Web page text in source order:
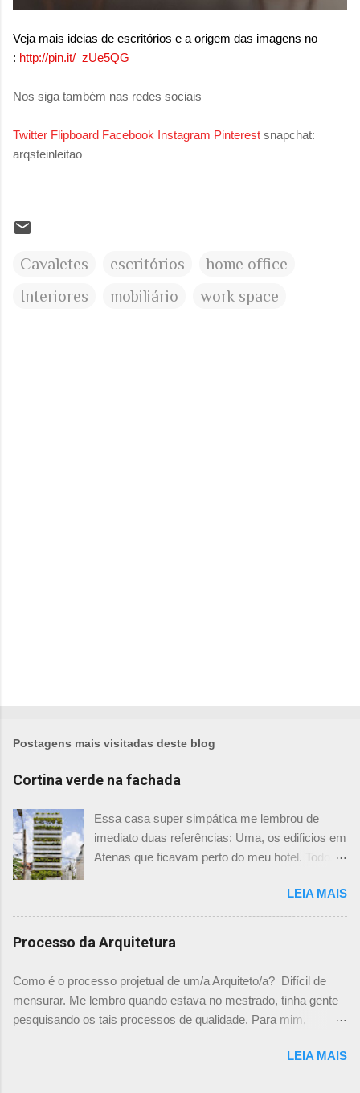
Veja mais ideias de escritórios e a origem das imagens no
: http://pin.it/_zUe5QG
Nos siga também nas redes sociais
Twitter Flipboard Facebook Instagram Pinterest snapchat:
arqsteinleitao
Cavaletes escritórios
home office
Interiores
mobiliário work space
Postagens mais visitadas deste blog
Cortina verde na fachada
Essa casa super simpática me lembrou de
imediato duas referências: Uma, os edificios em
Atenas que ficavam perto do meu hotel. Todos
ficassem tão simpáticos! Mas olhando com
mais foco, me veio a segunda referência. Na
verdade as fachadas da frente e fundos são
como segundas peles, floreiras que criam um
prédio. Justo como a casa do colega Oscar
Muller. Eu juro que tenho fotos no computador,
mas não consegui acha-las para colocar aqui. A
dele é uma casa de vila e, na parte dos fundos,
LEIA MAIS
Processo da Arquitetura
Como é o processo projetual de um/a Arquiteto/a? Difícil de
mensurar. Me lembro quando estava no mestrado, tinha gente
pesquisando os tais processos de qualidade. Para mim,
me parecia surreal. Já escrevi aqui um chamado sobre "Como
você projeta? " onde expliquei mais ou menos como funciona
LEIA MAIS